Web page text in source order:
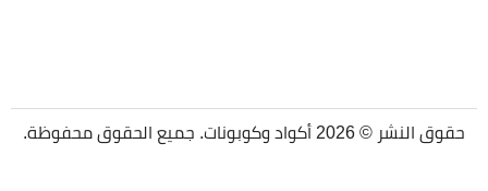
حقوق النشر © 2026 أكواد وكوبونات. جميع الحقوق محفوظة.